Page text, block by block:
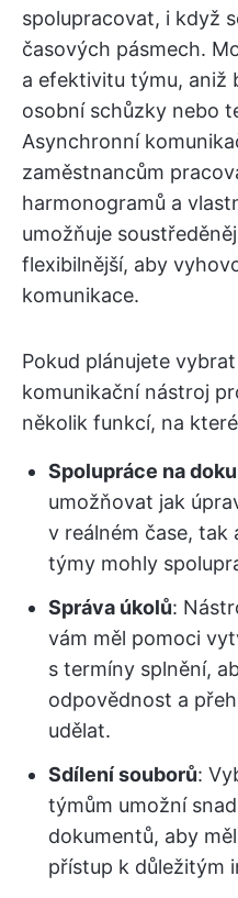
spolupracovat, i když
časových pásmech.
a efektivitu týmu, aniž
osobní schůzky nebo
Asynchronní
zaměstnancům
harmonogramů a
umožňuje
flexibilnější, aby
komunikace.
Pokud plánujete
komunikační nástroj
několik funkcí, na
Spolupráce na
umožňovat jak
v reálném čase, tak
týmy mohly
Správa úkolů:
vám měl pomoci
s termíny splnění,
odpovědnost a
udělat.
Sdílení souborů:
týmům umožní
dokumentů, aby
přístup k důležitým